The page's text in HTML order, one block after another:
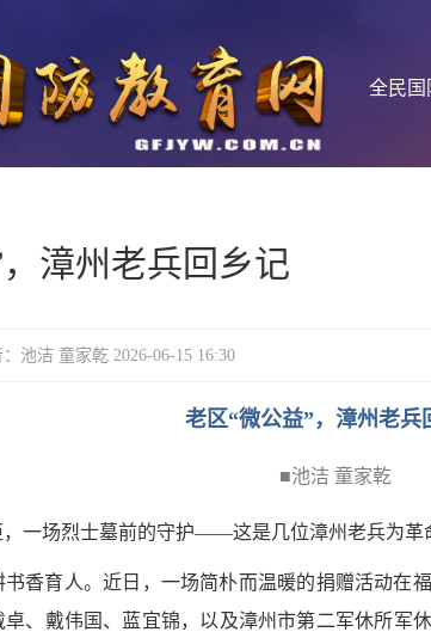
全民国
漳州老兵回乡记
池洁 童家乾 2026-06-15 16:30
老区“微公益”，漳州老兵
■池洁 童家乾
一场烈士墓前的守护——这是几位漳州老兵为革
香育人。近日，一场简朴而温暖的捐赠活动在
、戴伟国、蓝宜锦，以及漳州市第二军休所军